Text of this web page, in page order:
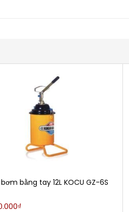
bằng tay 12L KOCU GZ-6S